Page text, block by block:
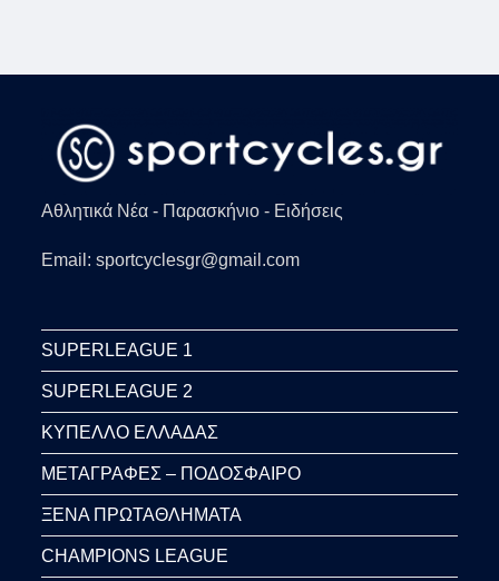
Αθλητικά Νέα - Παρασκήνιο - Ειδήσεις
Email: sportcyclesgr@gmail.com
SUPERLEAGUE 1
SUPERLEAGUE 2
ΚΥΠΕΛΛΟ ΕΛΛΑΔΑΣ
ΜΕΤΑΓΡΑΦΕΣ – ΠΟΔΟΣΦΑΙΡΟ
ΞΕΝΑ ΠΡΩΤΑΘΛΗΜΑΤΑ
CHAMPIONS LEAGUE